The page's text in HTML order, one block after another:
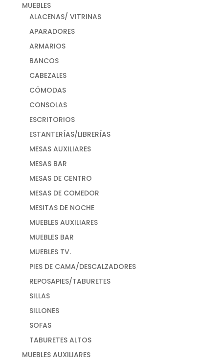
MUEBLES
ALACENAS/ VITRINAS
APARADORES
ARMARIOS
BANCOS
CABEZALES
CÓMODAS
CONSOLAS
ESCRITORIOS
ESTANTERÍAS/LIBRERÍAS
MESAS AUXILIARES
MESAS BAR
MESAS DE CENTRO
MESAS DE COMEDOR
MESITAS DE NOCHE
MUEBLES AUXILIARES
MUEBLES BAR
MUEBLES TV.
PIES DE CAMA/DESCALZADORES
REPOSAPIES/TABURETES
SILLAS
SILLONES
SOFAS
TABURETES ALTOS
MUEBLES AUXILIARES